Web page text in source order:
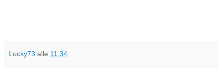
Lucky73 alle 11:34